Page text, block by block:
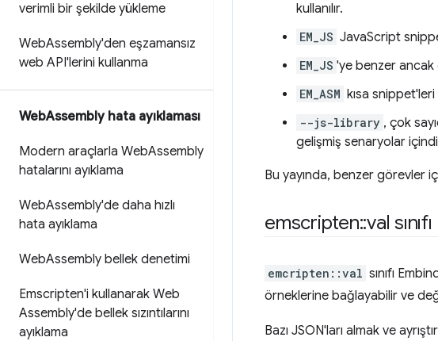
verimli bir şekilde yükleme
WebAssembly'den eşzamansız
web API'lerini kullanma
WebAssembly hata ayıklaması
Modern araçlarla WebAssembly
hatalarını ayıklama
WebAssembly'de daha hızlı
hata ayıklama
WebAssembly bellek denetimi
Emscripten'i kullanarak Web
Assembly'de bellek sızıntılarını
ayıklama
kullanılır.
EM_JS JavaScript
EM_JS 'ye benzer ancak
EM_ASM kısa
--js-library , çok
gelişmiş senaryolar
Bu yayında, benzer görevler
emscripten::val sınıfı
emcripten::val sınıfı
örneklerine bağlayabilir ve
Bazı JSON'ları almak ve